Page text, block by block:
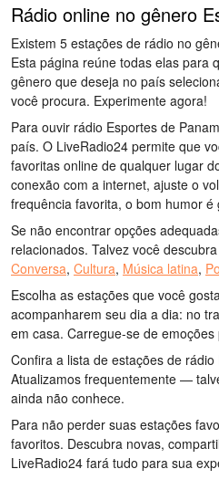
Rádio online no gênero
Existem 5 estações de rádio no
Esta página reúne todas elas para
gênero que deseja no país
você procura. Experimente agora!
Para ouvir rádio Esportes de
país. O LiveRadio24 permite que
favoritas online de qualquer lugar
conexão com a internet, ajuste o
frequência favorita, o bom humor é
Se não encontrar opções
relacionados. Talvez você
Conversa, Cultura, Música latina,
Escolha as estações que você
acompanharem seu dia a dia: no
em casa. Carregue-se de emoções
Confira a lista de estações de
Atualizamos frequentemente —
ainda não conhece.
Para não perder suas estações
favoritos. Descubra novas,
LiveRadio24 fará tudo para sua